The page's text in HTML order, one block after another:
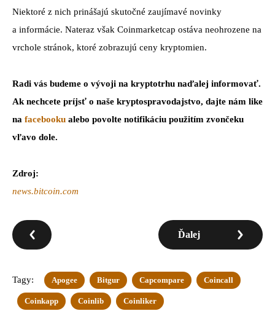
Niektoré z nich prinášajú skutočné zaujímavé novinky
a informácie. Nateraz však Coinmarketcap ostáva neohrozene na
vrchole stránok, ktoré zobrazujú ceny kryptomien.
Radi vás budeme o vývoji na kryptotrhu naďalej informovať.
Ak nechcete príjsť o naše kryptospravodajstvo, dajte nám like
na facebooku alebo povolte notifikáciu použitím zvončeku
vľavo dole.
Zdroj:
news.bitcoin.com
Ďalej
Tagy: Apogee Bitgur Capcompare Coincall
Coinkapp Coinlib Coinliker